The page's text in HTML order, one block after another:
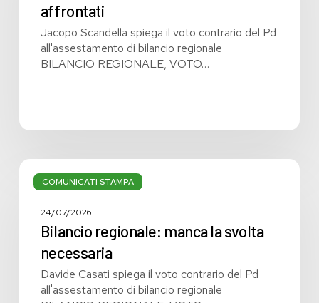
affrontati
affrontati
Jacopo Scandella spiega il voto contrario del Pd
all'assestamento di bilancio regionale
BILANCIO REGIONALE, VOTO…
COMUNICATI STAMPA
Bilancio
regionale:
svolta
24/07/2026
Bilancio regionale: manca la svolta
necessaria
Davide Casati spiega il voto contrario del Pd
all'assestamento di bilancio regionale